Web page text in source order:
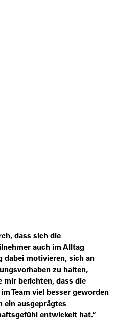
dass sich die
auch im Alltag
dabei motivieren, sich an
zu halten,
mir berichten, dass die
Team viel besser geworden
ein ausgeprägtes
entwickelt hat.“